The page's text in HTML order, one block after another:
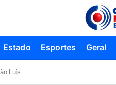
Estado Esportes Geral
Luís